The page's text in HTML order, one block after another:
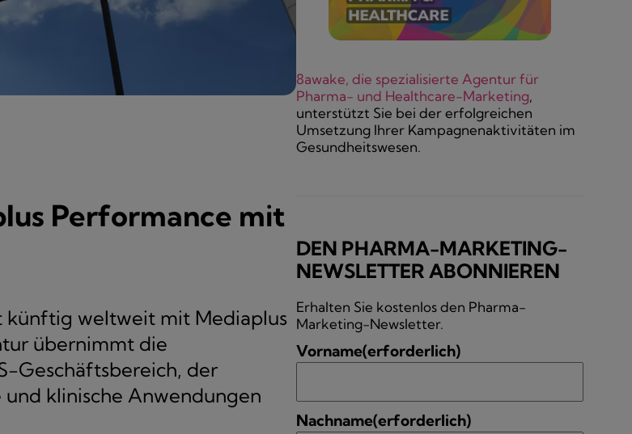
Performance mit
künftig weltweit mit Mediaplus
übernimmt die
Geschäftsbereich, der
klinische Anwendungen
8awake, die spezialisierte Agentur für
Pharma- und Healthcare-Marketing,
unterstützt Sie bei der erfolgreichen
Umsetzung Ihrer Kampagnenaktivitäten im
Gesundheitswesen.
DEN PHARMA-MARKETING-
NEWSLETTER ABONNIEREN
Erhalten Sie kostenlos den Pharma-
Marketing-Newsletter.
Vorname(erforderlich)
Nachname(erforderlich)